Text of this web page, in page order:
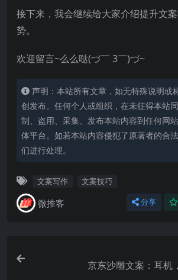
接下来，我会继续给大家介绍提升文
势。
欢迎留言~么么哒(づ￣ 3￣)づ~
声明：本站所有文章，如无特殊说明或
创发布。任何个人或组织，在未征得本站
制、盗用、采集、发布本站内容到任何网
体平台。如若本站内容侵犯了原著者的合
们进行处理。
文案写作 文案技巧
微推客 分享
京东沙雕文案：耳机